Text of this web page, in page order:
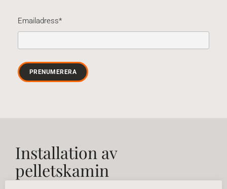
Emailadress*
Installation av
pelletskamin